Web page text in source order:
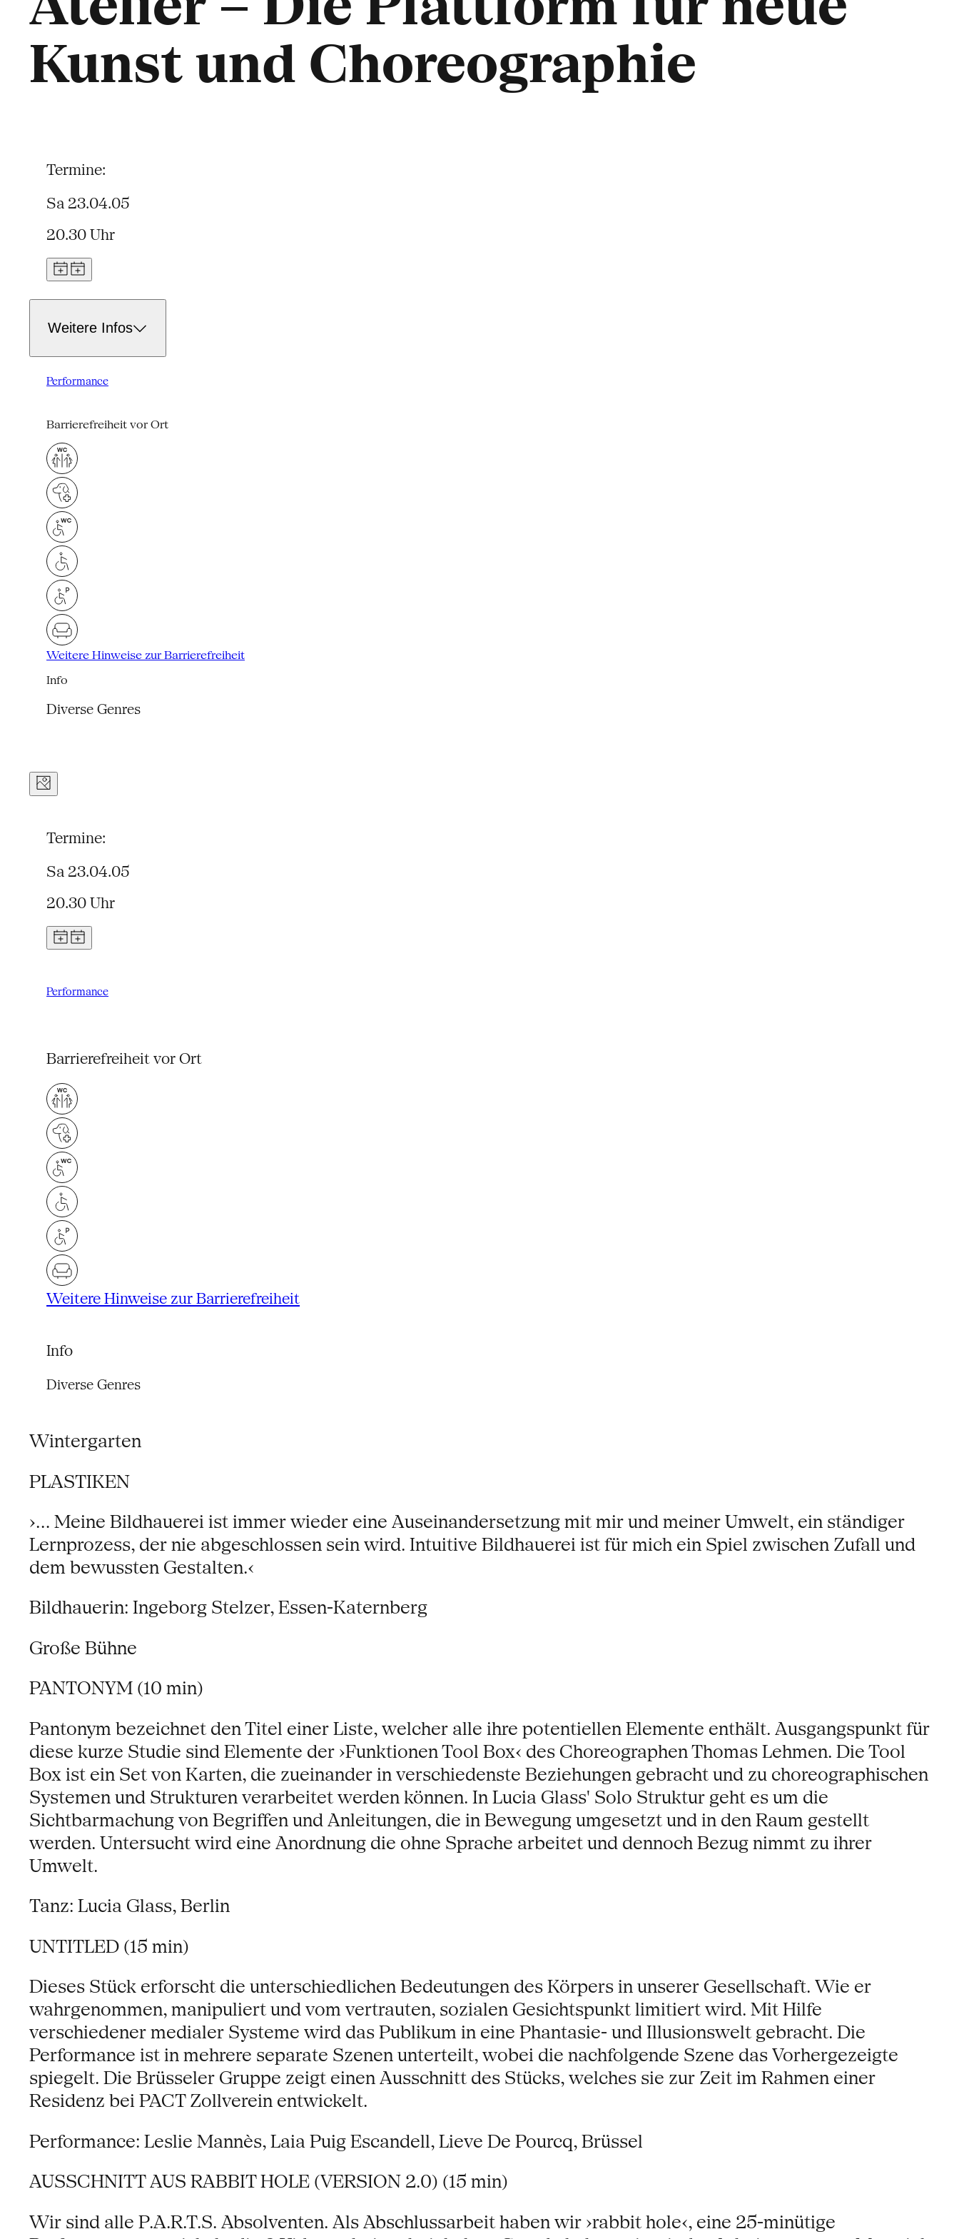
Kunst und Choreographie
Termine:
Sa 23.04.05
20.30 Uhr
Weitere Infos
Performance
Barrierefreiheit vor Ort
Weitere Hinweise zur Barrierefreiheit
Info
Diverse Genres
Termine:
Sa 23.04.05
20.30 Uhr
Performance
Barrierefreiheit vor Ort
Weitere Hinweise zur Barrierefreiheit
Info
Diverse Genres
Wintergarten
PLASTIKEN
›... Meine Bildhauerei ist immer wieder eine Auseinandersetzung mit mir und meiner Umwelt, ein ständiger
Lernprozess, der nie abgeschlossen sein wird. Intuitive Bildhauerei ist für mich ein Spiel zwischen Zufall und
dem bewussten Gestalten.‹
Bildhauerin: Ingeborg Stelzer, Essen-Katernberg
Große Bühne
PANTONYM (10 min)
Pantonym bezeichnet den Titel einer Liste, welcher alle ihre potentiellen Elemente enthält. Ausgangspunkt für
diese kurze Studie sind Elemente der ›Funktionen Tool Box‹ des Choreographen Thomas Lehmen. Die Tool
Box ist ein Set von Karten, die zueinander in verschiedenste Beziehungen gebracht und zu choreographischen
Systemen und Strukturen verarbeitet werden können. In Lucia Glass' Solo Struktur geht es um die
Sichtbarmachung von Begriffen und Anleitungen, die in Bewegung umgesetzt und in den Raum gestellt
werden. Untersucht wird eine Anordnung die ohne Sprache arbeitet und dennoch Bezug nimmt zu ihrer
Umwelt.
Tanz: Lucia Glass, Berlin
UNTITLED (15 min)
Dieses Stück erforscht die unterschiedlichen Bedeutungen des Körpers in unserer Gesellschaft. Wie er
wahrgenommen, manipuliert und vom vertrauten, sozialen Gesichtspunkt limitiert wird. Mit Hilfe
verschiedener medialer Systeme wird das Publikum in eine Phantasie- und Illusionswelt gebracht. Die
Performance ist in mehrere separate Szenen unterteilt, wobei die nachfolgende Szene das Vorhergezeigte
spiegelt. Die Brüsseler Gruppe zeigt einen Ausschnitt des Stücks, welches sie zur Zeit im Rahmen einer
Residenz bei PACT Zollverein entwickelt.
Performance: Leslie Mannès, Laia Puig Escandell, Lieve De Pourcq, Brüssel
AUSSCHNITT AUS RABBIT HOLE (VERSION 2.0) (15 min)
Wir sind alle P.A.R.T.S. Absolventen. Als Abschlussarbeit haben wir ›rabbit hole‹, eine 25-minütige